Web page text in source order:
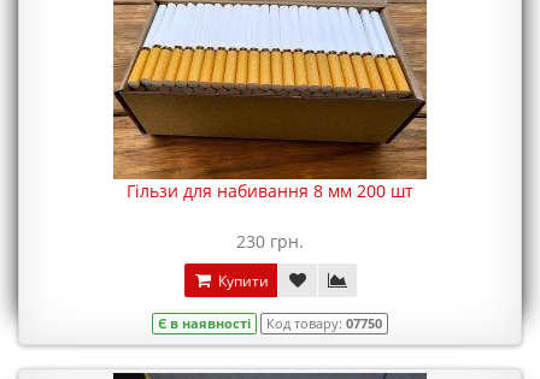
Гільзи для набивання 8 мм 200 шт
230 грн.
Купити
Є в наявності Код товару: 07750